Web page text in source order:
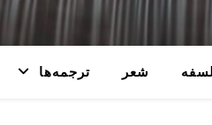
شعر ترجمه‌ها